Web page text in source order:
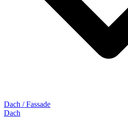
Dach / Fassade
Dach